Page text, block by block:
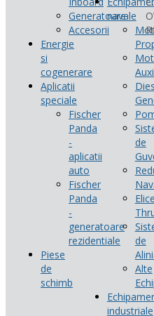
Generatoare
Accesorii
Energie
si
cogenerare
Aplicatii
speciale
Fischer
Panda
-
aplicatii
auto
Fischer
Panda
-
generatoare
rezidentiale
Piese
de
schimb
navale
de
de
Alte
industriale